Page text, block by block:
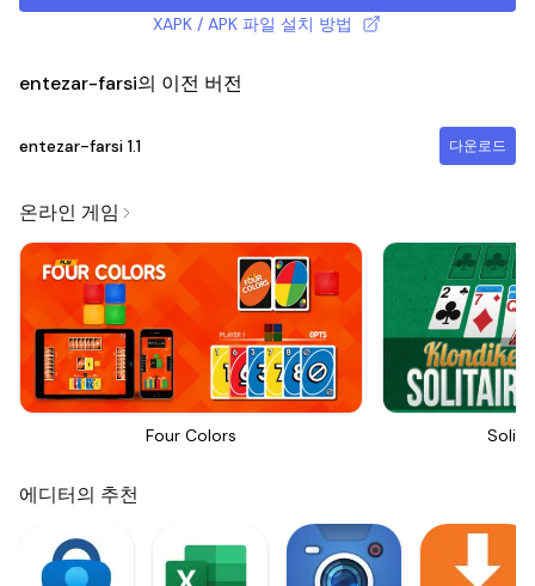
XAPK / APK 파일 설치 방법
entezar-farsi의 이전 버전
entezar-farsi 1.1 다운로드
온라인 게임
Four Colors
에디터의 추천